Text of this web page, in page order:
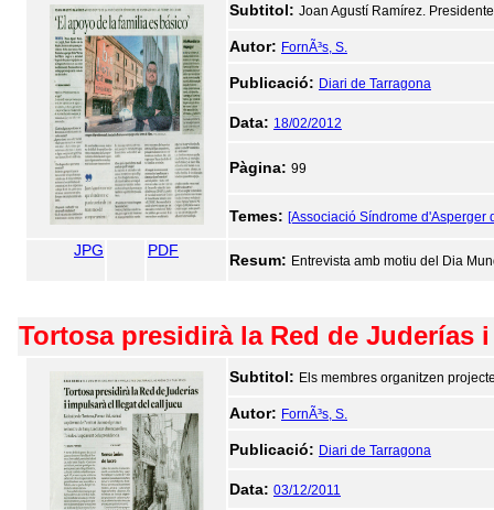
Subtitol: Joan Agustí Ramírez.
Autor: FornÃ³s, S.
Publicació: Diari de Tarragona
Data: 18/02/2012
Pàgina: 99
Temes: [Associació Síndrome d'Asperger
JPG PDF
Resum: Entrevista amb motiu del Dia
Tortosa presidirà la Red de
Subtitol: Els membres organitzen
Autor: FornÃ³s, S.
Publicació: Diari de Tarragona
Data: 03/12/2011